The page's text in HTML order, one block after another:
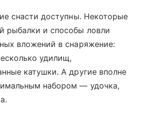
снасти доступны. Некоторые
рыбалки и способы ловли
вложений в снаряжение:
удилищ,
катушки. А другие вполне
набором — удочка,